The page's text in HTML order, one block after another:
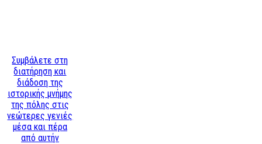
Συμβάλετε στη
διατήρηση και
διάδοση της
ιστορικής μνήμης
της πόλης στις
νεώτερες γενιές
μέσα και πέρα
από αυτήν